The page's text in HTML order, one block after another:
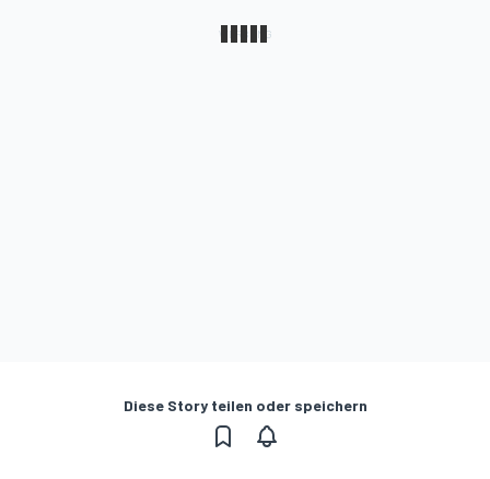
Diese Story teilen oder speichern